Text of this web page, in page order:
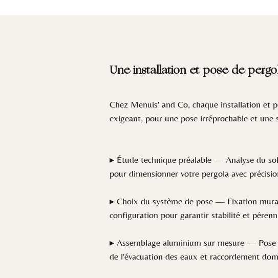
Une installation et pose de
Chez Menuis' and Co, chaque installation et
exigeant, pour une pose irréprochable et une
▸ Étude technique préalable — Analyse du
pour dimensionner votre pergola avec
▸ Choix du système de pose — Fixation
configuration pour garantir stabilité et
▸ Assemblage aluminium sur mesure —
de l'évacuation des eaux et raccordement